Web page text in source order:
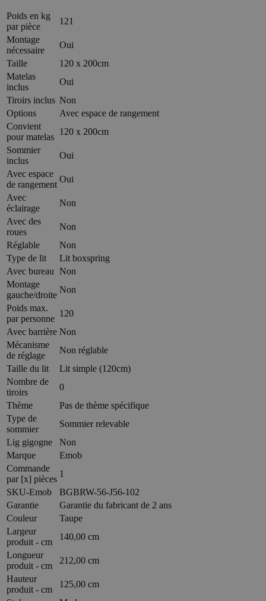
Poids en kg
par pièce
121
Montage
nécessaire
Oui
Taille
120 x 200cm
Matelas
inclus
Oui
Tiroirs inclus Non
Options
Avec espace de rangement
Convient
pour matelas
120 x 200cm
Sommier
inclus
Oui
Avec espace
de rangement
Oui
Avec
éclairage
Non
Avec des
roues
Non
Réglable
Non
Type de lit
Lit boxspring
Avec bureau Non
Montage
gauche/droite
Non
Poids max.
par personne
120
Avec barrière Non
Mécanisme
de réglage
Non réglable
Taille du lit
Lit simple (120cm)
Nombre de
tiroirs
0
Thème
Pas de thème spécifique
Type de
sommier
Sommier relevable
Lig gigogne
Non
Marque
Emob
Commande
par [x] pièces
1
SKU-Emob
BGBRW-56-J56-102
Garantie
Garantie du fabricant de 2 ans
Couleur
Taupe
Largeur
produit - cm
140,00 cm
Longueur
produit - cm
212,00 cm
Hauteur
produit - cm
125,00 cm